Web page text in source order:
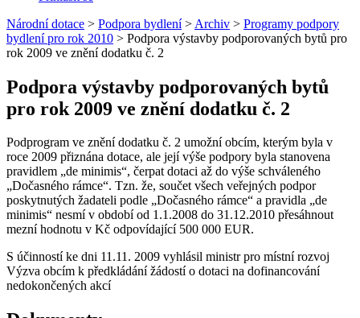
Národní dotace > Podpora bydlení> Archiv > Programy podpory
bydlení pro rok 2010 > Podpora výstavby podporovaných bytů pro
rok 2009 ve znění dodatku č. 2
Podpora výstavby podporovaných bytů
pro rok 2009 ve znění dodatku č. 2
Podprogram ve znění dodatku č. 2 umožní obcím, kterým byla v
roce 2009 přiznána dotace, ale její výše podpory byla stanovena
pravidlem „de minimis“, čerpat dotaci až do výše schváleného
„Dočasného rámce“. Tzn. že, součet všech veřejných podpor
poskytnutých žadateli podle „Dočasného rámce“ a pravidla „de
minimis“ nesmí v období od 1.1.2008 do 31.12.2010 přesáhnout
mezní hodnotu v Kč odpovídající 500 000 EUR.
S účinností ke dni 11.11. 2009 vyhlásil ministr pro místní rozvoj
Výzva obcím k předkládání žádostí o dotaci na dofinancování
nedokončených akcí